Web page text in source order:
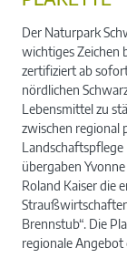
Der Naturpark
wichtiges Zeichen
zertifiziert ab
nördlichen
Lebensmittel zu
zwischen regional
Landschaftspflege
übergaben
Roland Kaiser die
Brennstub“. Die
regionale Angebot